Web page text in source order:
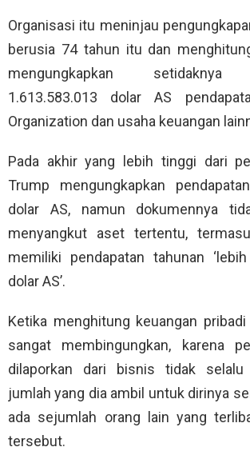
Organisasi itu meninjau
berusia 74 tahun itu dan
mengungkapkan setidaknya
1.613.583.013 dolar AS
Organization dan usaha keuangan
Pada akhir yang lebih tinggi dari
Trump mengungkapkan
dolar AS, namun dokumennya
menyangkut aset tertentu,
memiliki pendapatan tahunan
dolar AS’.
Ketika menghitung keuangan
sangat membingungkan, karena
dilaporkan dari bisnis tidak selalu
jumlah yang dia ambil untuk dirinya
ada sejumlah orang lain yang
tersebut.